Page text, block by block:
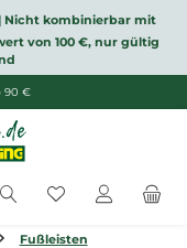
| Nicht kombinierbar mit
von 100 €, nur gültig
90 €
Du hast 0
Fußleisten